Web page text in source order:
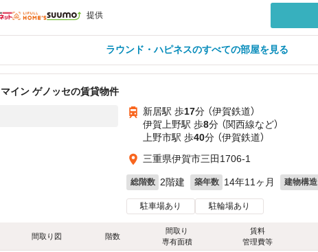
提供
ラウンド・ハピネスのすべての部屋を見る
マイン ゲノッセの賃貸物件
新居駅 歩17分 （伊賀鉄道）
伊賀上野駅 歩8分 （関西線など）
上野市駅 歩40分 （伊賀鉄道）
三重県伊賀市三田1706-1
総階数 2階建 築年数 14年11ヶ月 建物構造
駐車場あり 駐輪場あり
間取り図 階数
間取り
専有面積
賃料
管理費等